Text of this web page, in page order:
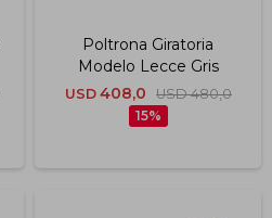
Poltrona Giratoria
Modelo Lecce Gris
USD 408,0 USD 480,0
15